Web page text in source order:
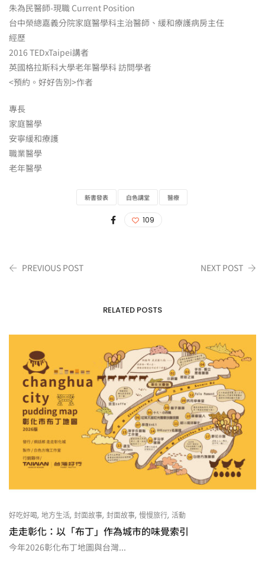
朱為民醫師-現職 Current Position
台中榮總嘉義分院家庭醫學科主治醫師、緩和療護病房主任
經歷
2016 TEDxTaipei講者
英國格拉斯科大學老年醫學科 訪問學者
<預約。好好告別>作者
專長
家庭醫學
安寧緩和療護
職業醫學
老年醫學
新書發表 白色講堂 醫療
109
PREVIOUS POST NEXT POST
RELATED POSTS
好吃好喝, 地方生活, 封面故事, 封面故事, 慢慢旅行, 活動
走走彰化：以「布丁」作為城市的味覺索引
今年2026彰化布丁地圖與台灣...